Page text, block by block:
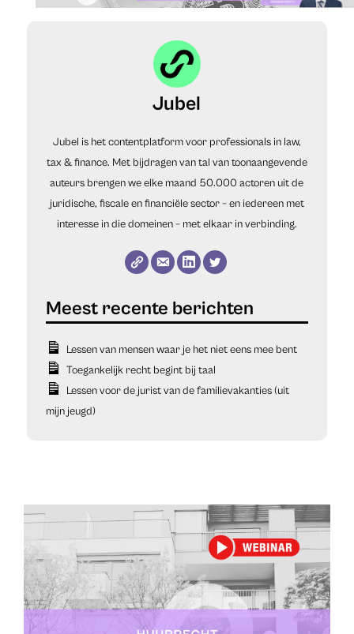
Jubel
Jubel is het contentplatform voor professionals in law,
tax & finance. Met bijdragen van tal van toonaangevende
auteurs brengen we elke maand 50.000 actoren uit de
juridische, fiscale en financiële sector – en iedereen met
interesse in die domeinen – met elkaar in verbinding.
Lessen van mensen waar je het niet eens mee bent
Toegankelijk recht begint bij taal
Lessen voor de jurist van de familievakanties (uit
mijn jeugd)